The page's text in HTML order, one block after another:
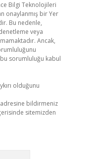
Bilgi Teknolojileri
onaylanmış bir Yer
Bu nedenle,
veya
Ancak,
sorumluluğu kabul
olduğunu
adresine bildirmeniz
sitemizden